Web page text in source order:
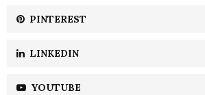
PINTEREST
LINKEDIN
YOUTUBE